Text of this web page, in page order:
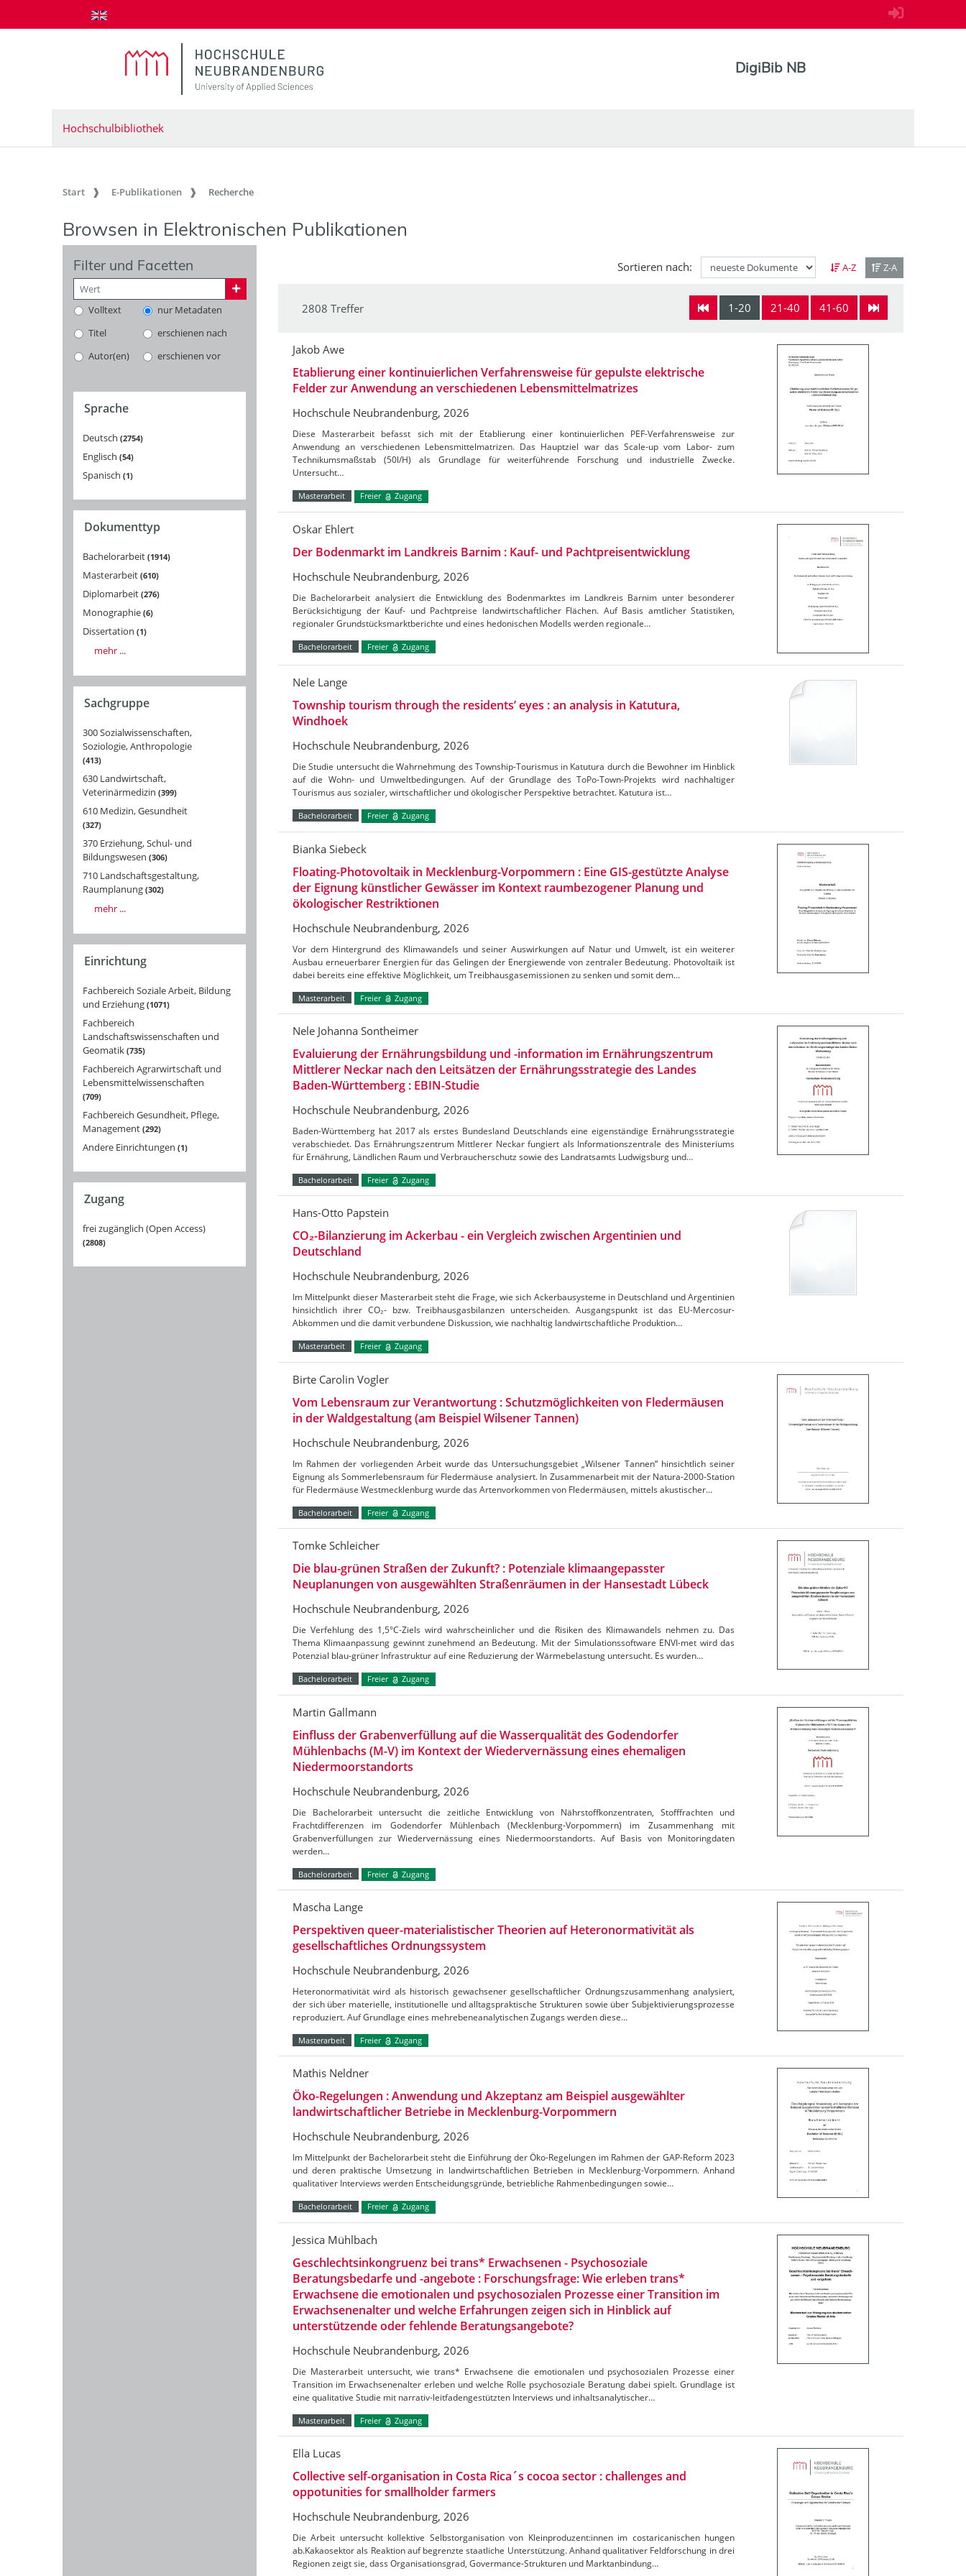
zum Inhalt springen
DigiBib NB
Hochschulbibliothek
Start E-Publikationen Recherche
Browsen in Elektronischen Publikationen
Filter und Facetten
Volltext
nur Metadaten
Titel
erschienen nach
Autor(en)
erschienen vor
Sprache
Deutsch 2754
Englisch 54
Spanisch 1
Dokumenttyp
Bachelorarbeit 1914
Masterarbeit 610
Diplomarbeit 276
Monographie 6
Dissertation 1
mehr ...
Sachgruppe
300 Sozialwissenschaften,
Soziologie, Anthropologie
413
630 Landwirtschaft,
Veterinärmedizin 399
610 Medizin, Gesundheit
327
370 Erziehung, Schul- und
Bildungswesen 306
710 Landschaftsgestaltung,
Raumplanung 302
mehr ...
Einrichtung
Fachbereich Soziale Arbeit, Bildung
und Erziehung 1071
Fachbereich
Landschaftswissenschaften und
Geomatik 735
Fachbereich Agrarwirtschaft und
Lebensmittelwissenschaften
709
Fachbereich Gesundheit, Pflege,
Management 292
Andere Einrichtungen 1
Zugang
frei zugänglich (Open Access)
2808
Sortieren nach: A-Z Z-A
1-20 21-40 41-60
2808 Treffer
Jakob Awe
Etablierung einer kontinuierlichen Verfahrensweise für gepulste elektrische
Felder zur Anwendung an verschiedenen Lebensmittelmatrizes
Hochschule Neubrandenburg, 2026
Diese Masterarbeit befasst sich mit der Etablierung einer kontinuierlichen PEF-Verfahrensweise zur
Anwendung an verschiedenen Lebensmittelmatrizen. Das Hauptziel war das Scale-up vom Labor- zum
Technikumsmaßstab (50l/H) als Grundlage für weiterführende Forschung und industrielle Zwecke.
Untersucht…
Masterarbeit Freier Zugang
Oskar Ehlert
Der Bodenmarkt im Landkreis Barnim : Kauf- und Pachtpreisentwicklung
Hochschule Neubrandenburg, 2026
Die Bachelorarbeit analysiert die Entwicklung des Bodenmarktes im Landkreis Barnim unter besonderer
Berücksichtigung der Kauf- und Pachtpreise landwirtschaftlicher Flächen. Auf Basis amtlicher Statistiken,
regionaler Grundstücksmarktberichte und eines hedonischen Modells werden regionale…
Bachelorarbeit Freier Zugang
Nele Lange
Township tourism through the residents’ eyes : an analysis in Katutura,
Windhoek
Hochschule Neubrandenburg, 2026
Die Studie untersucht die Wahrnehmung des Township-Tourismus in Katutura durch die Bewohner im Hinblick
auf die Wohn- und Umweltbedingungen. Auf der Grundlage des ToPo-Town-Projekts wird nachhaltiger
Tourismus aus sozialer, wirtschaftlicher und ökologischer Perspektive betrachtet. Katutura ist…
Bachelorarbeit Freier Zugang
Bianka Siebeck
Floating-Photovoltaik in Mecklenburg-Vorpommern : Eine GIS-gestützte Analyse
der Eignung künstlicher Gewässer im Kontext raumbezogener Planung und
ökologischer Restriktionen
Hochschule Neubrandenburg, 2026
Vor dem Hintergrund des Klimawandels und seiner Auswirkungen auf Natur und Umwelt, ist ein weiterer
Ausbau erneuerbarer Energien für das Gelingen der Energiewende von zentraler Bedeutung. Photovoltaik ist
dabei bereits eine effektive Möglichkeit, um Treibhausgasemissionen zu senken und somit dem…
Masterarbeit Freier Zugang
Nele Johanna Sontheimer
Evaluierung der Ernährungsbildung und -information im Ernährungszentrum
Mittlerer Neckar nach den Leitsätzen der Ernährungsstrategie des Landes
Baden-Württemberg : EBIN-Studie
Hochschule Neubrandenburg, 2026
Baden-Württemberg hat 2017 als erstes Bundesland Deutschlands eine eigenständige Ernährungsstrategie
verabschiedet. Das Ernährungszentrum Mittlerer Neckar fungiert als Informationszentrale des Ministeriums
für Ernährung, Ländlichen Raum und Verbraucherschutz sowie des Landratsamts Ludwigsburg und…
Bachelorarbeit Freier Zugang
Hans-Otto Papstein
CO₂-Bilanzierung im Ackerbau - ein Vergleich zwischen Argentinien und
Deutschland
Hochschule Neubrandenburg, 2026
Im Mittelpunkt dieser Masterarbeit steht die Frage, wie sich Ackerbausysteme in Deutschland und Argentinien
hinsichtlich ihrer CO₂- bzw. Treibhausgasbilanzen unterscheiden. Ausgangspunkt ist das EU-Mercosur-
Abkommen und die damit verbundene Diskussion, wie nachhaltig landwirtschaftliche Produktion…
Masterarbeit Freier Zugang
Birte Carolin Vogler
Vom Lebensraum zur Verantwortung : Schutzmöglichkeiten von Fledermäusen
in der Waldgestaltung (am Beispiel Wilsener Tannen)
Hochschule Neubrandenburg, 2026
Im Rahmen der vorliegenden Arbeit wurde das Untersuchungsgebiet „Wilsener Tannen“ hinsichtlich seiner
Eignung als Sommerlebensraum für Fledermäuse analysiert. In Zusammenarbeit mit der Natura-2000-Station
für Fledermäuse Westmecklenburg wurde das Artenvorkommen von Fledermäusen, mittels akustischer…
Bachelorarbeit Freier Zugang
Tomke Schleicher
Die blau-grünen Straßen der Zukunft? : Potenziale klimaangepasster
Neuplanungen von ausgewählten Straßenräumen in der Hansestadt Lübeck
Hochschule Neubrandenburg, 2026
Die Verfehlung des 1,5°C-Ziels wird wahrscheinlicher und die Risiken des Klimawandels nehmen zu. Das
Thema Klimaanpassung gewinnt zunehmend an Bedeutung. Mit der Simulationssoftware ENVI-met wird das
Potenzial blau-grüner Infrastruktur auf eine Reduzierung der Wärmebelastung untersucht. Es wurden…
Bachelorarbeit Freier Zugang
Martin Gallmann
Einfluss der Grabenverfüllung auf die Wasserqualität des Godendorfer
Mühlenbachs (M-V) im Kontext der Wiedervernässung eines ehemaligen
Niedermoorstandorts
Hochschule Neubrandenburg, 2026
Die Bachelorarbeit untersucht die zeitliche Entwicklung von Nährstoffkonzentraten, Stofffrachten und
Frachtdifferenzen im Godendorfer Mühlenbach (Mecklenburg-Vorpommern) im Zusammenhang mit
Grabenverfüllungen zur Wiedervernässung eines Niedermoorstandorts. Auf Basis von Monitoringdaten
werden…
Bachelorarbeit Freier Zugang
Mascha Lange
Perspektiven queer-materialistischer Theorien auf Heteronormativität als
gesellschaftliches Ordnungssystem
Hochschule Neubrandenburg, 2026
Heteronormativität wird als historisch gewachsener gesellschaftlicher Ordnungszusammenhang analysiert,
der sich über materielle, institutionelle und alltagspraktische Strukturen sowie über Subjektivierungsprozesse
reproduziert. Auf Grundlage eines mehrebeneanalytischen Zugangs werden diese…
Masterarbeit Freier Zugang
Mathis Neldner
Öko-Regelungen : Anwendung und Akzeptanz am Beispiel ausgewählter
landwirtschaftlicher Betriebe in Mecklenburg-Vorpommern
Hochschule Neubrandenburg, 2026
Im Mittelpunkt der Bachelorarbeit steht die Einführung der Öko-Regelungen im Rahmen der GAP-Reform 2023
und deren praktische Umsetzung in landwirtschaftlichen Betrieben in Mecklenburg-Vorpommern. Anhand
qualitativer Interviews werden Entscheidungsgründe, betriebliche Rahmenbedingungen sowie…
Bachelorarbeit Freier Zugang
Jessica Mühlbach
Geschlechtsinkongruenz bei trans* Erwachsenen - Psychosoziale
Beratungsbedarfe und -angebote : Forschungsfrage: Wie erleben trans*
Erwachsene die emotionalen und psychosozialen Prozesse einer Transition im
Erwachsenenalter und welche Erfahrungen zeigen sich in Hinblick auf
unterstützende oder fehlende Beratungsangebote?
Hochschule Neubrandenburg, 2026
Die Masterarbeit untersucht, wie trans* Erwachsene die emotionalen und psychosozialen Prozesse einer
Transition im Erwachsenenalter erleben und welche Rolle psychosoziale Beratung dabei spielt. Grundlage ist
eine qualitative Studie mit narrativ-leitfadengestützten Interviews und inhaltsanalytischer…
Masterarbeit Freier Zugang
Ella Lucas
Collective self-organisation in Costa Rica´s cocoa sector : challenges and
oppotunities for smallholder farmers
Hochschule Neubrandenburg, 2026
Die Arbeit untersucht kollektive Selbstorganisation von Kleinproduzent:innen im costaricanischen hungen
ab.Kakaosektor als Reaktion auf begrenzte staatliche Unterstützung. Anhand qualitativer Feldforschung in drei
Regionen zeigt sie, dass Organisationsgrad, Govermance-Strukturen und Marktanbindung…